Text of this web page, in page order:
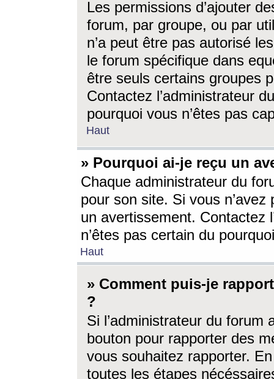
Les permissions d’ajouter
forum, par groupe, ou par
n’a peut être pas autorisé
le forum spécifique dans
être seuls certains groupes
Contactez l’administrateur
pourquoi vous n’êtes pas
Haut
» Pourquoi ai-je reçu un
Chaque administrateur du
pour son site. Si vous
un avertissement. Contactez
n’êtes pas certain du
Haut
» Comment puis-je
?
Si l’administrateur du forum
bouton pour rapporter des
vous souhaitez rapporter.
toutes les étapes